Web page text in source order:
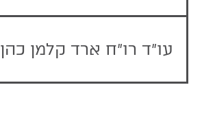
עו"ד רו"ח ארד קלמן כהן